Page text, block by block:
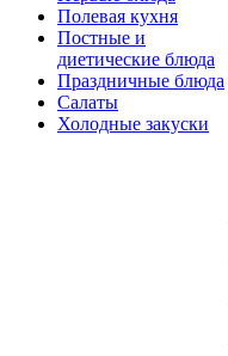
Полевая кухня
Постные и
диетические блюда
Праздничные блюда
Салаты
Холодные закуски